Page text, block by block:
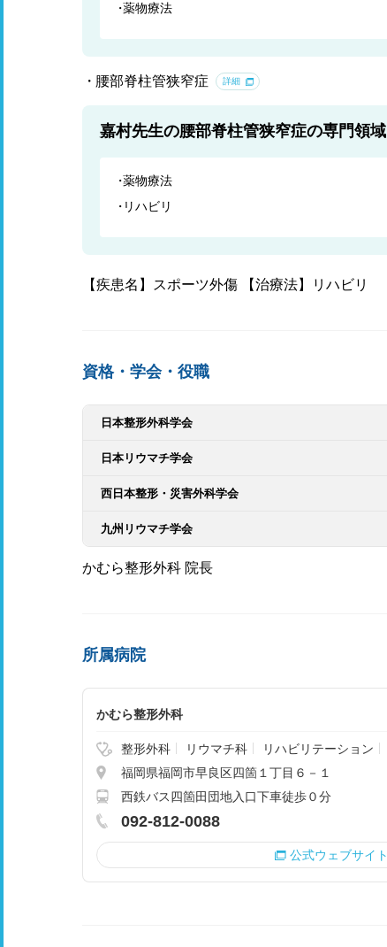
薬物療法
腰部脊柱管狭窄症 詳細
嘉村先生の腰部脊柱管狭窄症の専門領域
薬物療法
リハビリ
【疾患名】スポーツ外傷 【治療法】リハビリ
資格・学会・役職
日本整形外科学会
日本リウマチ学会
西日本整形・災害外科学会
九州リウマチ学会
かむら整形外科 院長
所属病院
かむら整形外科
整形外科 リウマチ科 リハビリテーション
福岡県福岡市早良区四箇１丁目６－１
西鉄バス四箇田団地入口下車徒歩０分
092-812-0088
公式ウェブサイト